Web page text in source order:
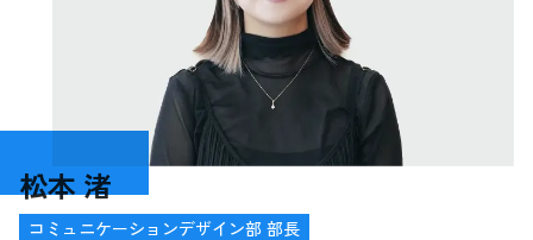
松本 渚
コミュニケーションデザイン部 部長